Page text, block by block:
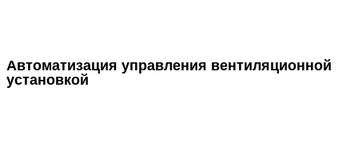
Автоматизация управления вентиляционной
установкой